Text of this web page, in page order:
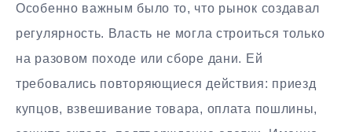
Особенно важным было то, что рынок создавал
регулярность. Власть не могла строиться только
на разовом походе или сборе дани. Ей
требовались повторяющиеся действия: приезд
купцов, взвешивание товара, оплата пошлины,